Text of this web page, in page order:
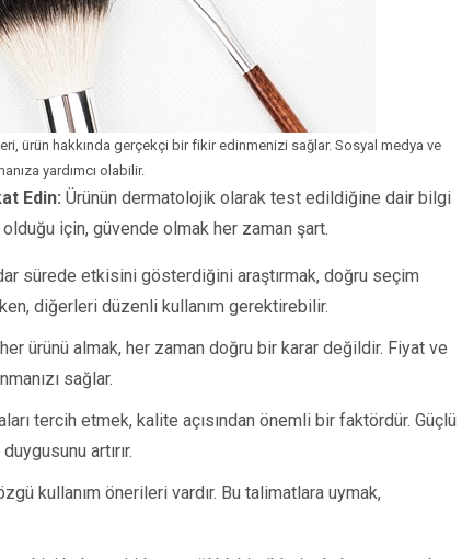
ürün hakkında gerçekçi bir fikir edinmenizi sağlar. Sosyal medya ve
yardımcı olabilir.
Edin: Ürünün dermatolojik olarak test edildiğine dair bilgi
için, güvende olmak her zaman şart.
sürede etkisini gösterdiğini araştırmak, doğru seçim
diğerleri düzenli kullanım gerektirebilir.
ürünü almak, her zaman doğru bir karar değildir. Fiyat ve
sağlar.
tercih etmek, kalite açısından önemli bir faktördür. Güçlü
artırır.
kullanım önerileri vardır. Bu talimatlara uymak,